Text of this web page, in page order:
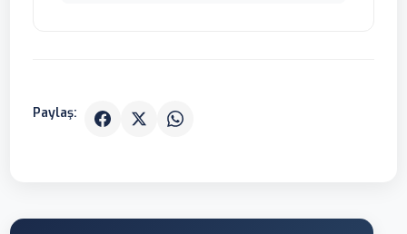
Paylaş: